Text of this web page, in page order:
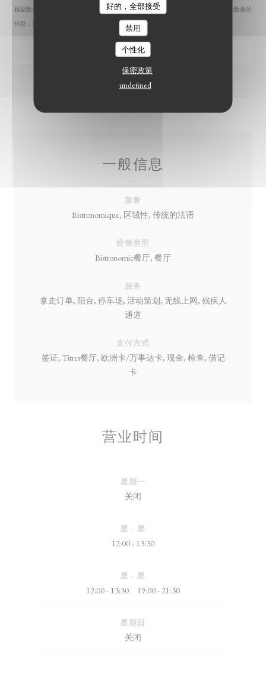
好的，全部接受
禁用
个性化
保密政策
undefined
根据数据保护法规，您有权拒绝接收营销电话。如需了解更多关于我们如何处理您的数据的
信息，请查看我们的
一般信息
菜肴
Bistronomique, 区域性, 传统的法语
经营类型
Bistronomic餐厅, 餐厅
服务
拿走订单, 阳台, 停车场, 活动策划, 无线上网, 残疾人
通道
支付方式
签证, Titres餐厅, 欧洲卡/万事达卡, 现金, 检查, 借记
卡
营业时间
星期一
关闭
星 - 星
12:00 - 13:30
星 - 星
12:00 - 13:30 19:00 - 21:30
星期日
关闭
LE BISTROT DU WITLOOF